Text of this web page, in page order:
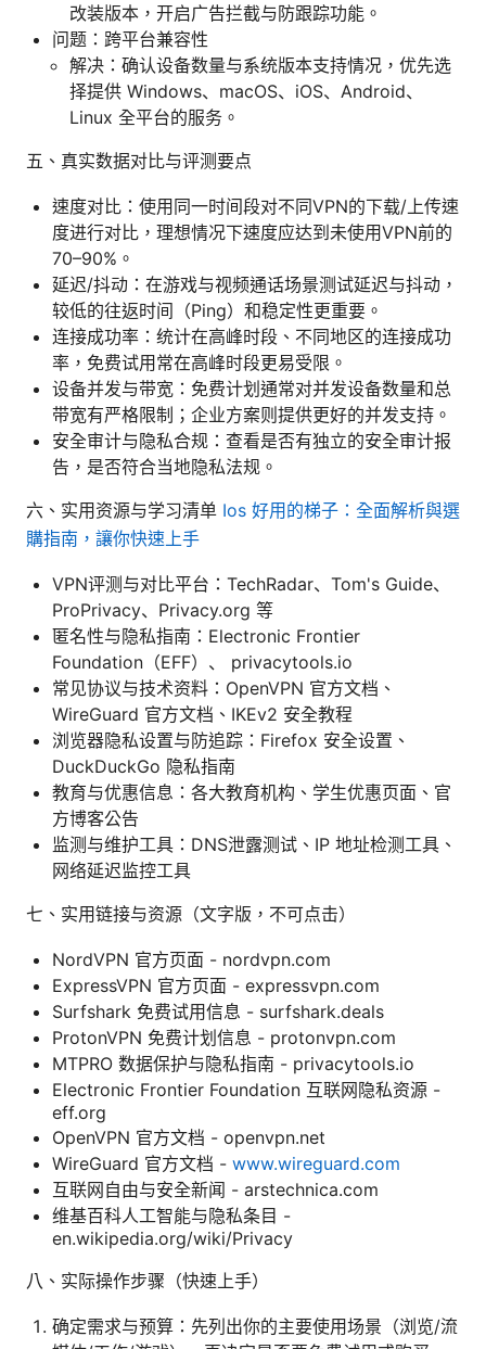
改装版本，开启广告拦截与防跟踪功能。
问题：跨平台兼容性
解决：确认设备数量与系统版本支持情况，优先选
择提供 Windows、macOS、iOS、Android、
Linux 全平台的服务。
五、真实数据对比与评测要点
速度对比：使用同一时间段对不同VPN的下载/上传速
度进行对比，理想情况下速度应达到未使用VPN前的
70–90%。
延迟/抖动：在游戏与视频通话场景测试延迟与抖动，
较低的往返时间（Ping）和稳定性更重要。
连接成功率：统计在高峰时段、不同地区的连接成功
率，免费试用常在高峰时段更易受限。
设备并发与带宽：免费计划通常对并发设备数量和总
带宽有严格限制；企业方案则提供更好的并发支持。
安全审计与隐私合规：查看是否有独立的安全审计报
告，是否符合当地隐私法规。
六、实用资源与学习清单 Ios 好用的梯子：全面解析與選
購指南，讓你快速上手
VPN评测与对比平台：TechRadar、Tom's Guide、
ProPrivacy、Privacy.org 等
匿名性与隐私指南：Electronic Frontier
Foundation（EFF）、 privacytools.io
常见协议与技术资料：OpenVPN 官方文档、
WireGuard 官方文档、IKEv2 安全教程
浏览器隐私设置与防追踪：Firefox 安全设置、
DuckDuckGo 隐私指南
教育与优惠信息：各大教育机构、学生优惠页面、官
方博客公告
监测与维护工具：DNS泄露测试、IP 地址检测工具、
网络延迟监控工具
七、实用链接与资源（文字版，不可点击）
NordVPN 官方页面 - nordvpn.com
ExpressVPN 官方页面 - expressvpn.com
Surfshark 免费试用信息 - surfshark.deals
ProtonVPN 免费计划信息 - protonvpn.com
MTPRO 数据保护与隐私指南 - privacytools.io
Electronic Frontier Foundation 互联网隐私资源 -
eff.org
OpenVPN 官方文档 - openvpn.net
WireGuard 官方文档 - www.wireguard.com
互联网自由与安全新闻 - arstechnica.com
维基百科人工智能与隐私条目 -
en.wikipedia.org/wiki/Privacy
八、实际操作步骤（快速上手）
确定需求与预算：先列出你的主要使用场景（浏览/流